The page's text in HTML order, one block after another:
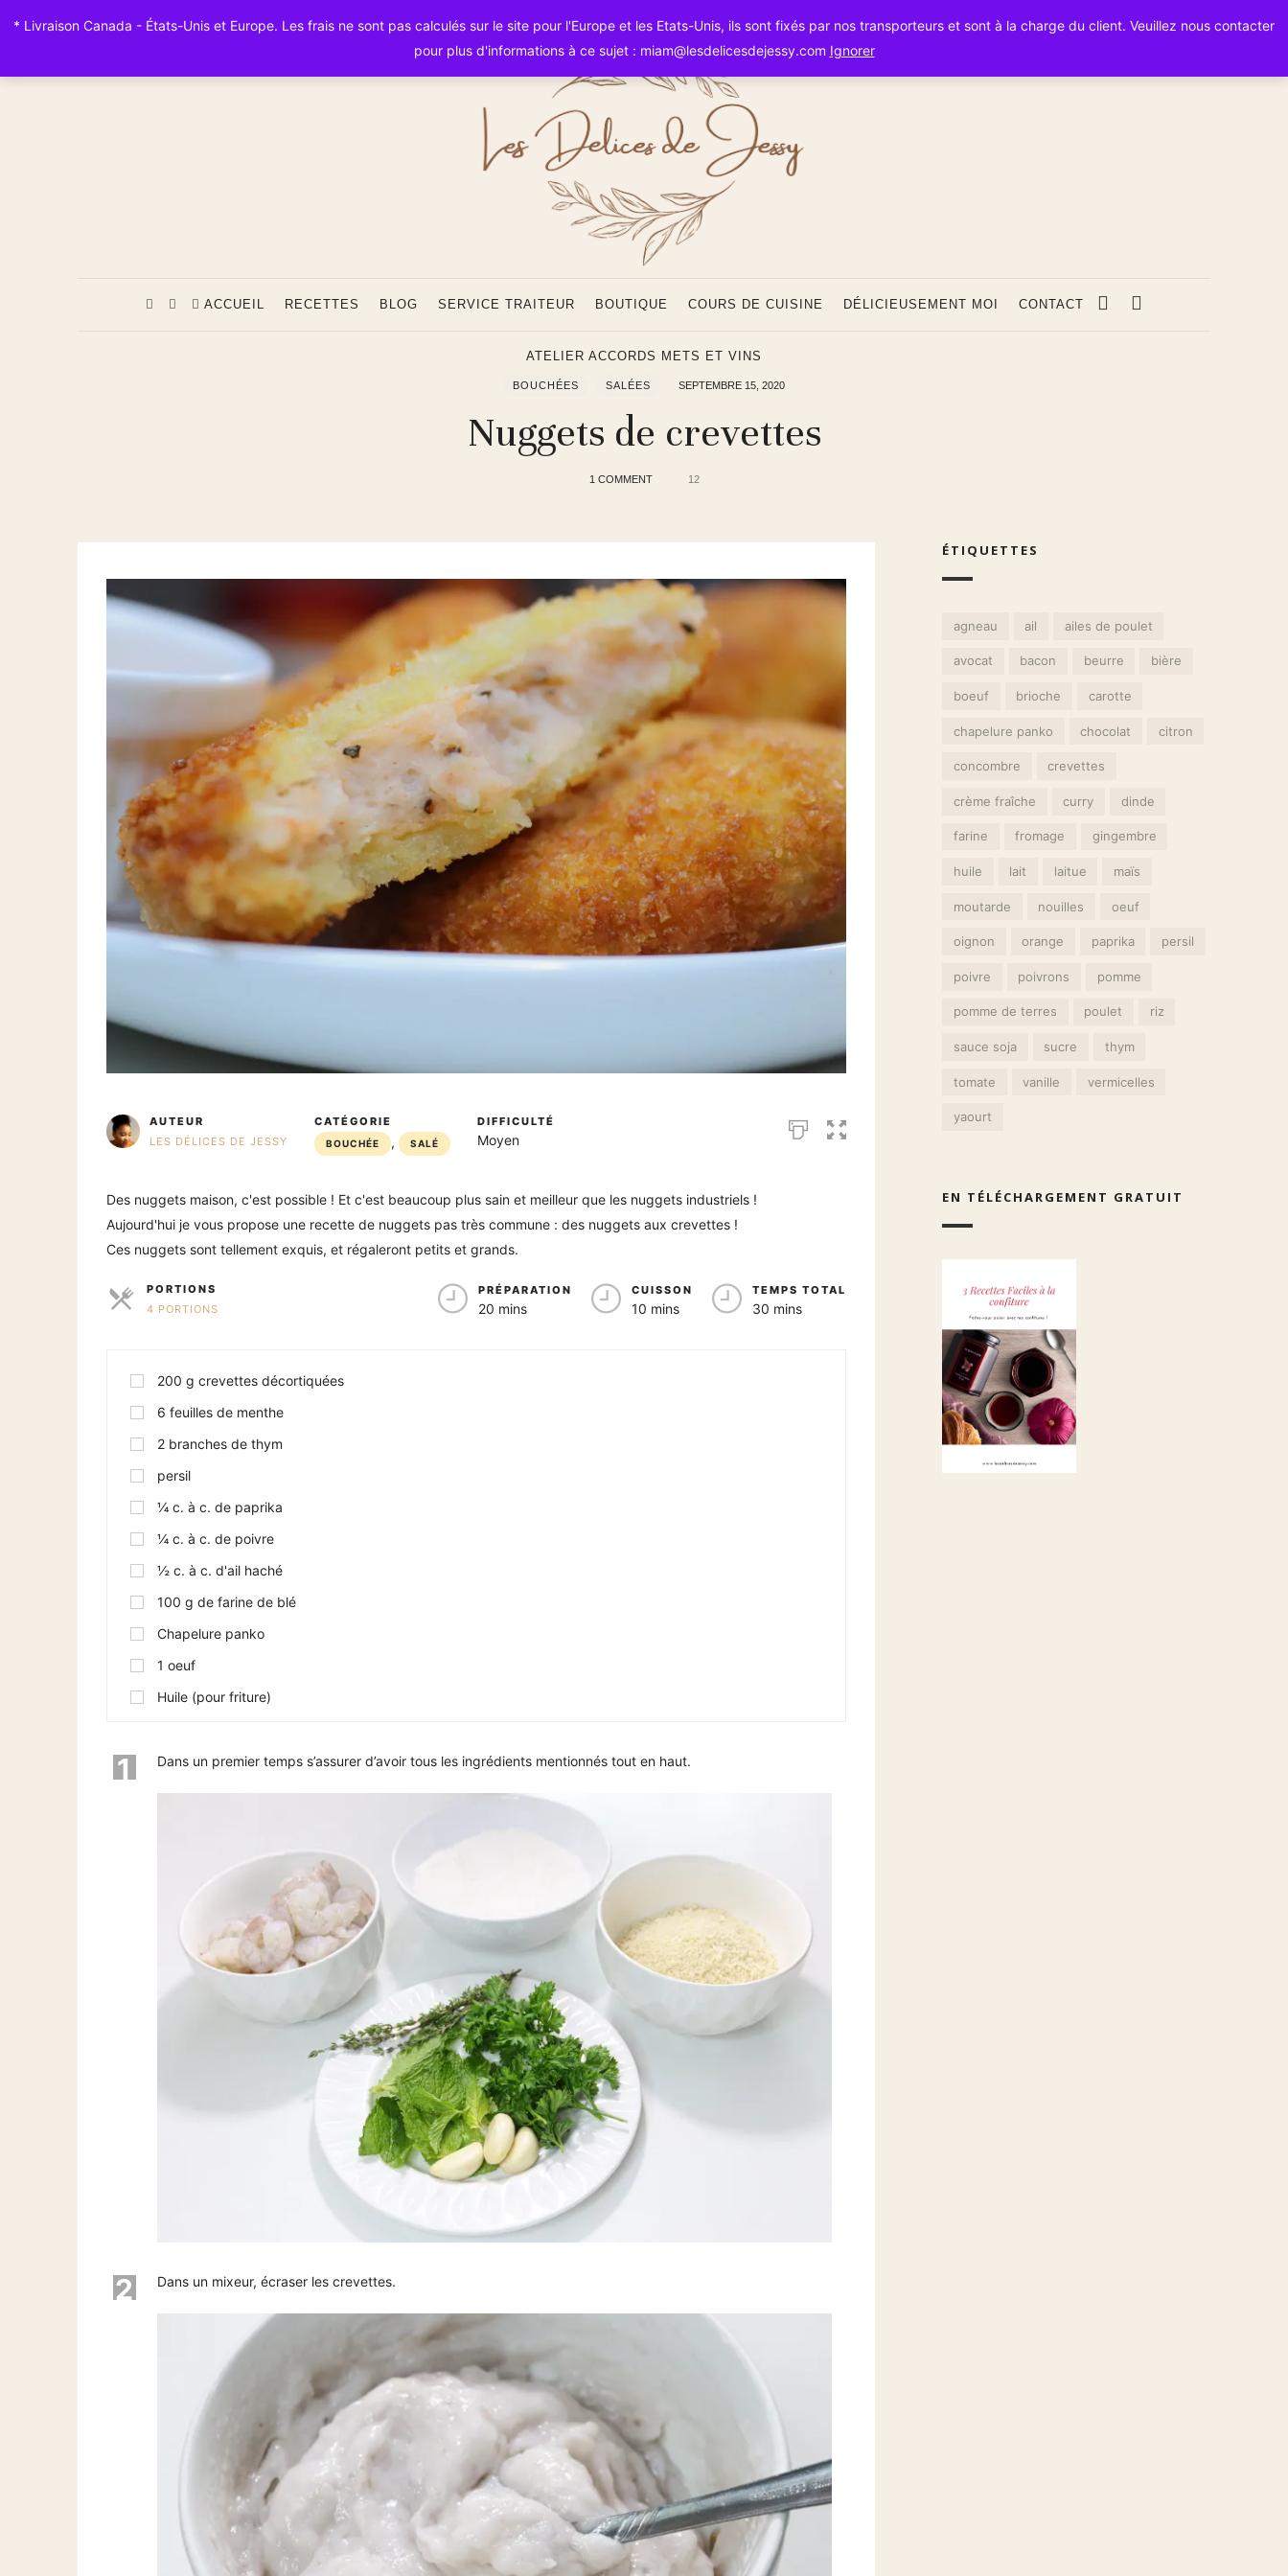
Les
Délices
de
Jessy
ACCUEIL RECETTES BLOG SERVICE TRAITEUR BOUTIQUE COURS DE CUISINE DÉLICIEUSEMENT MOI CONTACT
ATELIER ACCORDS METS ET VINS
BOUCHÉES SALÉES SEPTEMBRE 15, 2020
Nuggets de crevettes
1 COMMENT 12
AUTEUR
LES DÉLICES DE JESSY
CATÉGORIE
BOUCHÉE , SALÉ
DIFFICULTÉ
Moyen
Des nuggets maison, c'est possible ! Et c'est beaucoup plus sain et meilleur que les nuggets industriels !
Aujourd'hui je vous propose une recette de nuggets pas très commune : des nuggets aux crevettes !
Ces nuggets sont tellement exquis, et régaleront petits et grands.
PORTIONS
4 PORTIONS
PRÉPARATION
20 mins
CUISSON
10 mins
TEMPS TOTAL
30 mins
200 g crevettes décortiquées
6 feuilles de menthe
2 branches de thym
persil
¼ c. à c. de paprika
¼ c. à c. de poivre
½ c. à c. d'ail haché
100 g de farine de blé
Chapelure panko
1 oeuf
Huile (pour friture)
1 Dans un premier temps s’assurer d’avoir tous les ingrédients mentionnés tout en haut.
2 Dans un mixeur, écraser les crevettes.
ÉTIQUETTES
agneau ail ailes de poulet
avocat bacon beurre bière
boeuf brioche carotte
chapelure panko chocolat citron
concombre crevettes
crème fraîche curry dinde
farine fromage gingembre
huile lait laitue maïs
moutarde nouilles oeuf
oignon orange paprika persil
poivre poivrons pomme
pomme de terres poulet riz
sauce soja sucre thym
tomate vanille vermicelles
yaourt
EN TÉLÉCHARGEMENT GRATUIT
* Livraison Canada - États-Unis et Europe. Les frais ne sont pas calculés sur le site pour l'Europe et les Etats-Unis, ils sont fixés par nos transporteurs et sont à la charge du client. Veuillez nous contacter
pour plus d'informations à ce sujet : miam@lesdelicesdejessy.com Ignorer